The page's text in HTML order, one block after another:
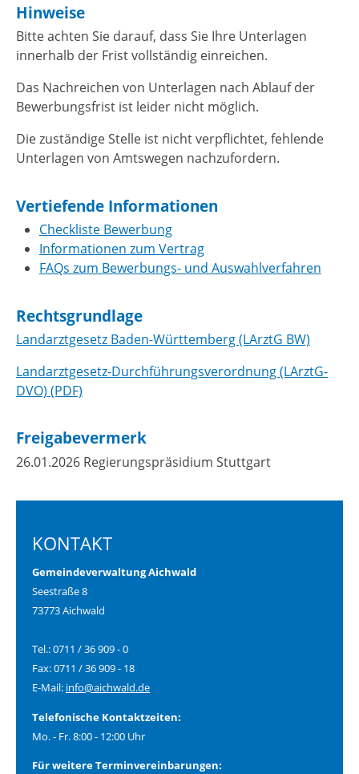
Hinweise
Bitte achten Sie darauf, dass Sie Ihre Unterlagen
innerhalb der Frist vollständig einreichen.
Das Nachreichen von Unterlagen nach Ablauf der
Bewerbungsfrist ist leider nicht möglich.
Die zuständige Stelle ist nicht verpflichtet, fehlende
Unterlagen von Amtswegen nachzufordern.
Vertiefende Informationen
Checkliste Bewerbung
Informationen zum Vertrag
FAQs zum Bewerbungs- und Auswahlverfahren
Rechtsgrundlage
Landarztgesetz Baden-Württemberg (LArztG BW)
Landarztgesetz-Durchführungsverordnung (LArztG-
DVO) (PDF)
Freigabevermerk
26.01.2026 Regierungspräsidium Stuttgart
KONTAKT
Gemeindeverwaltung Aichwald
Seestraße 8
73773 Aichwald
Tel.: 0711 / 36 909 - 0
Fax: 0711 / 36 909 - 18
E-Mail: info@aichwald.de
Telefonische Kontaktzeiten:
Mo. - Fr. 8:00 - 12:00 Uhr
Für weitere Terminvereinbarungen: